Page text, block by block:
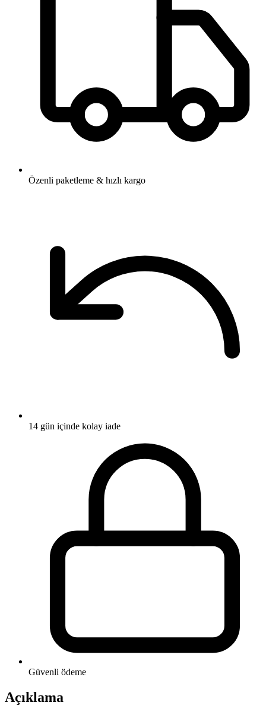
Özenli paketleme & hızlı kargo
14 gün içinde kolay iade
Güvenli ödeme
Açıklama